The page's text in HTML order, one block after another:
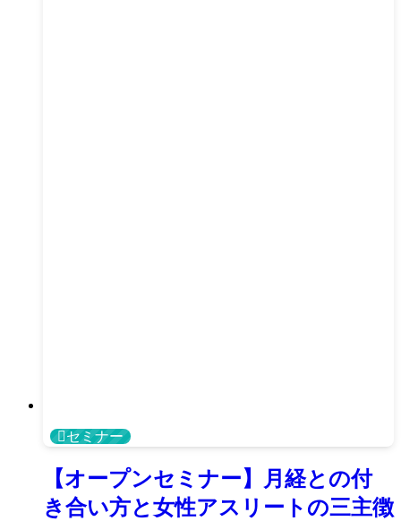
セミナー
【オープンセミナー】月経との付
き合い方と女性アスリートの三主徴